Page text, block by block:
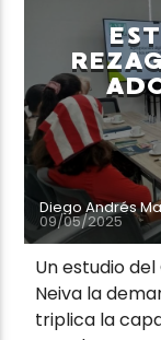
Diego Andrés
09/05/2025
Un estudio
Neiva la
triplica la